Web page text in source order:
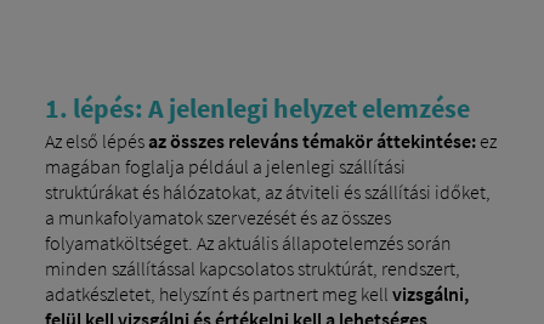
1. lépés: A jelenlegi helyzet elemzése
Az első lépésaz összes releváns témakör áttekintése:ez
magában foglalja például a jelenlegi szállítási
struktúrákat és hálózatokat, az átviteli és szállítási időket,
a munkafolyamatok szervezését és az összes
folyamatköltséget. Az aktuális állapotelemzés során
minden szállítással kapcsolatos struktúrát, rendszert,
adatkészletet, helyszínt és partnert meg kell vizsgálni,